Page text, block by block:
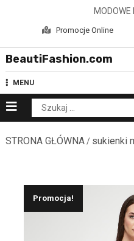
MODOWE
Promocje Online
BeautiFashion.com
MENU
Szukaj:
STRONA GŁÓWNA/ sukienki
Promocja!